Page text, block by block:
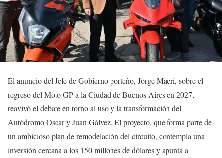
El anuncio del Jefe de Gobierno porteño, Jorge Macri, sobre el
regreso del Moto GP a la Ciudad de Buenos Aires en 2027,
reavivó el debate en torno al uso y la transformación del
Autódromo Oscar y Juan Gálvez. El proyecto, que forma parte de
un ambicioso plan de remodelación del circuito, contempla una
inversión cercana a los 150 millones de dólares y apunta a